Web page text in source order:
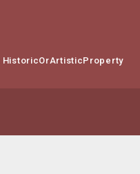
HistoricOrArtisticProperty